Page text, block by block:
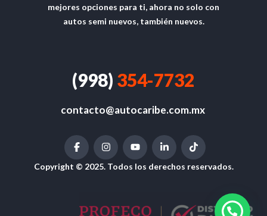
mejores opciones para ti, ahora no solo con
autos semi nuevos, también nuevos.
(998) 354-7732
contacto@autocaribe.com.mx
Copyright © 2025. Todos los derechos reservados.